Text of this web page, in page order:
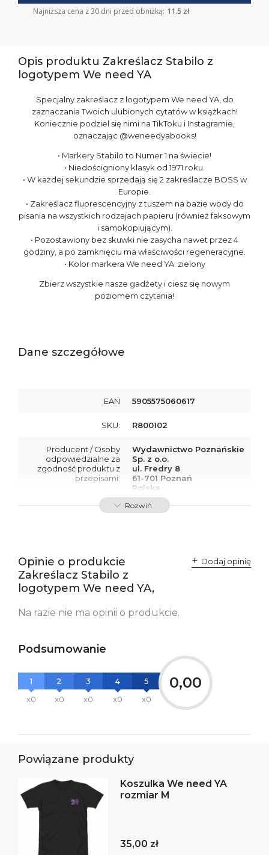
Najniższa cena z 30 dni przed obniżką: 11.5 zł
Opis produktu Zakreślacz Stabilo z
logotypem We need YA
Specjalny zakreślacz z logotypem We need YA, do
zaznaczania Twoich ulubionych cytatów w książkach!
Koniecznie podziel się nimi na TikToku i Instagramie,
oznaczając @weneedyabooks!
• Markery Stabilo to Numer 1 na świecie!
• Niedościgniony klasyk od 1971 roku.
• W każdej sekundzie sprzedają się 2 zakreślacze BOSS w
Europie.
• Zakreślacz fluorescencyjny z tuszem na bazie wody do
pisania na wszystkich rodzajach papieru (również faksowym
i samokopiującym).
• Pozostawiony bez skuwki nie zasycha nawet przez 4
godziny, a po zamknięciu ma właściwości regeneracyjne.
• Kolor markera We need YA: zielony
Zbierz wszystkie nasze gadżety i ciesz się nowym
poziomem czytania!
Dane szczegółowe
EAN 5905575060617
SKU: R800102
Producent / Osoby
odpowiedzialne za
zgodność produktu z
przepisami:
Wydawnictwo Poznańskie
Sp. z o.o.
ul. Fredry 8
61-701 Poznań
Polska
kontakt@wydajenamsie.pl
+48 61 623 38 38
Rozwiń
Opinie o produkcie
Zakreślacz Stabilo z
logotypem We need YA,
Dodaj opinię
Na razie nie ma opinii o produkcie.
Podsumowanie
1
x0
2
x0
3
x0
4
x0
5
x0
0,00
Powiązane produkty
Koszulka We need YA
rozmiar M
35,00 zł